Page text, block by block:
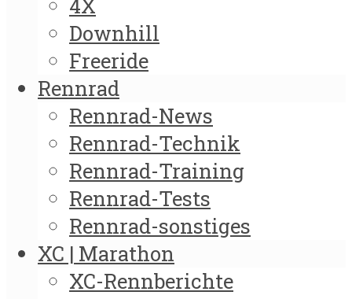
Downhill
Freeride
Rennrad
Rennrad-News
Rennrad-Technik
Rennrad-Training
Rennrad-Tests
Rennrad-sonstiges
XC | Marathon
XC-Rennberichte